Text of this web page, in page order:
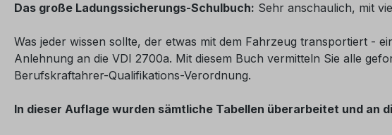
Das große Ladungssicherungs-Schulbuch: Sehr anschaulich, mit
Was jeder wissen sollte, der etwas mit dem Fahrzeug transportiert -
Anlehnung an die VDI 2700a. Mit diesem Buch vermitteln Sie alle
Berufskraftahrer-Qualifikations-Verordnung.
In dieser Auflage wurden sämtliche Tabellen überarbeitet und an